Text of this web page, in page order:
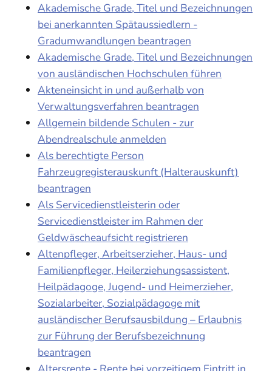
Akademische Grade, Titel und Bezeichnungen
bei anerkannten Spätaussiedlern -
Gradumwandlungen beantragen
Akademische Grade, Titel und Bezeichnungen
von ausländischen Hochschulen führen
Akteneinsicht in und außerhalb von
Verwaltungsverfahren beantragen
Allgemein bildende Schulen - zur
Abendrealschule anmelden
Als berechtigte Person
Fahrzeugregisterauskunft (Halterauskunft)
beantragen
Als Servicedienstleisterin oder
Servicedienstleister im Rahmen der
Geldwäscheaufsicht registrieren
Altenpfleger, Arbeitserzieher, Haus- und
Familienpfleger, Heilerziehungsassistent,
Heilpädagoge, Jugend- und Heimerzieher,
Sozialarbeiter, Sozialpädagoge mit
ausländischer Berufsausbildung – Erlaubnis
zur Führung der Berufsbezeichnung
beantragen